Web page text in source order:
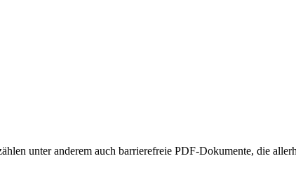
unter anderem auch barrierefreie PDF-Dokumente, die